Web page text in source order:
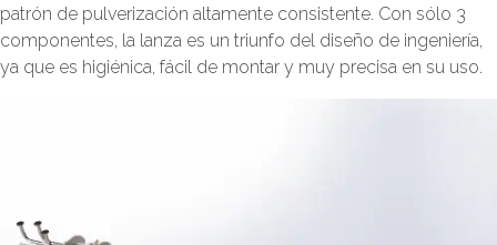
patrón de pulverización altamente consistente. Con sólo 3
componentes, la lanza es un triunfo del diseño de ingeniería,
ya que es higiénica, fácil de montar y muy precisa en su uso.